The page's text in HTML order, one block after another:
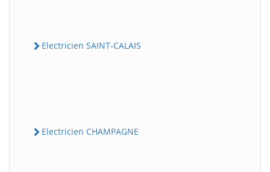
Electricien SAINT-CALAIS
Electricien CHAMPAGNE